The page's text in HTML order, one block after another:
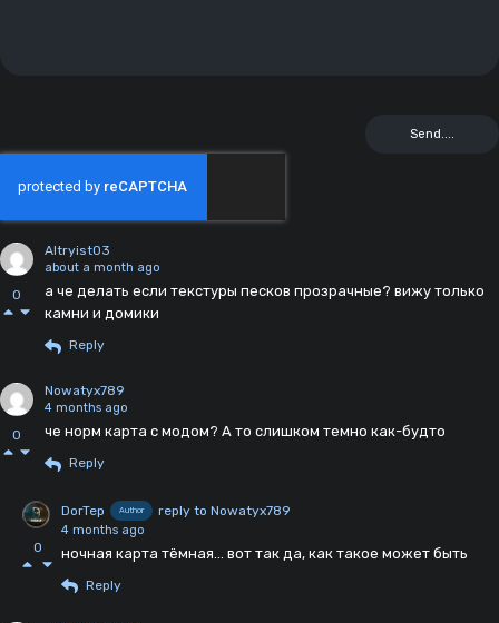
0
Altryist03
about a month ago
а че делать если текстуры песков прозрачные? вижу только
камни и домики
Reply
0
Nowatyx789
4 months ago
че норм карта с модом? А то слишком темно как-будто
Reply
0
DorTep Author reply to Nowatyx789
4 months ago
ночная карта тёмная... вот так да, как такое может быть
Reply